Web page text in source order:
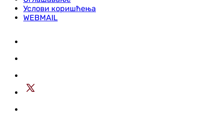
Услови коришћења
WEBMAIL